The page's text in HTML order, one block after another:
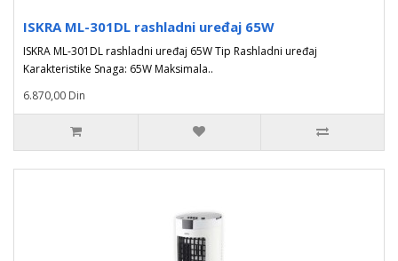
ISKRA ML-301DL rashladni uređaj 65W
ISKRA ML-301DL rashladni uređaj 65W Tip Rashladni uređaj
Karakteristike Snaga: 65W Maksimala..
6.870,00 Din